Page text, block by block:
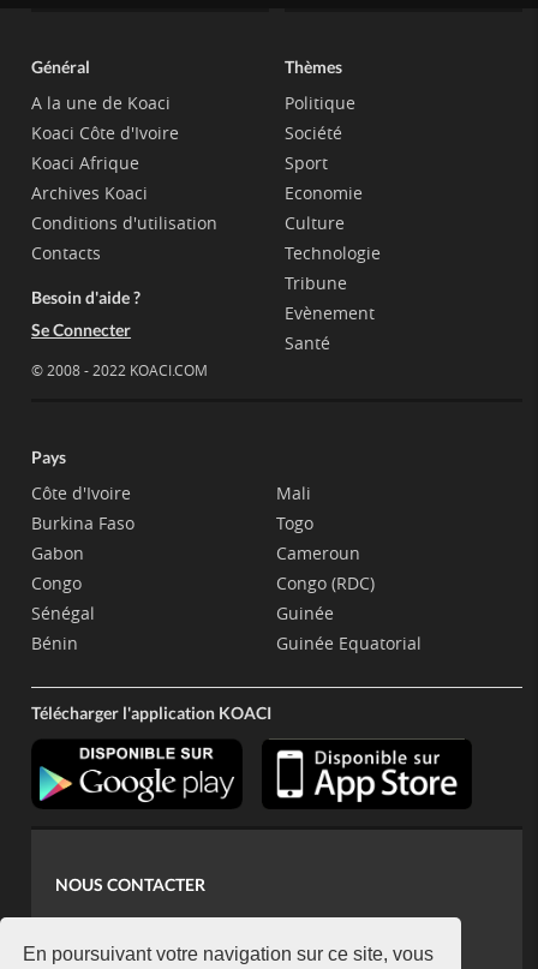
En poursuivant votre navigation sur ce site, vous
Général
A la une de Koaci
Koaci Côte d'Ivoire
Koaci Afrique
Archives Koaci
Conditions d'utilisation
Contacts
Besoin d'aide ?
Se Connecter
© 2008 - 2022 KOACI.COM
Thèmes
Politique
Société
Sport
Economie
Culture
Technologie
Tribune
Evènement
Santé
Pays
Côte d'Ivoire
Burkina Faso
Gabon
Congo
Sénégal
Bénin
Mali
Togo
Cameroun
Congo (RDC)
Guinée
Guinée Equatorial
Télécharger l'application KOACI
NOUS CONTACTER
koaci@yahoo.fr